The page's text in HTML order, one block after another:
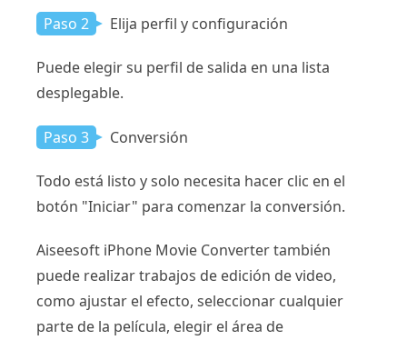
Paso 2 Elija perfil y configuración
Puede elegir su perfil de salida en una lista
desplegable.
Paso 3 Conversión
Todo está listo y solo necesita hacer clic en el
botón "Iniciar" para comenzar la conversión.
Aiseesoft iPhone Movie Converter también
puede realizar trabajos de edición de video,
como ajustar el efecto, seleccionar cualquier
parte de la película, elegir el área de